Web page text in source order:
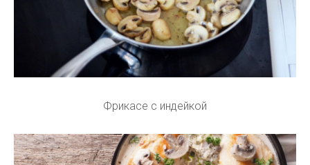
Фрикасе с индейкой